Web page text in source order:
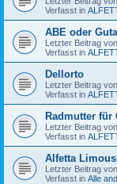
Verfasst in
ABE oder
Letzter Beitrag von
Verfasst in
Dellorto
Letzter Beitrag von
Verfasst in
Radmutter für
Letzter Beitrag von
Verfasst in
Alfetta
Letzter Beitrag von
Verfasst in Alle